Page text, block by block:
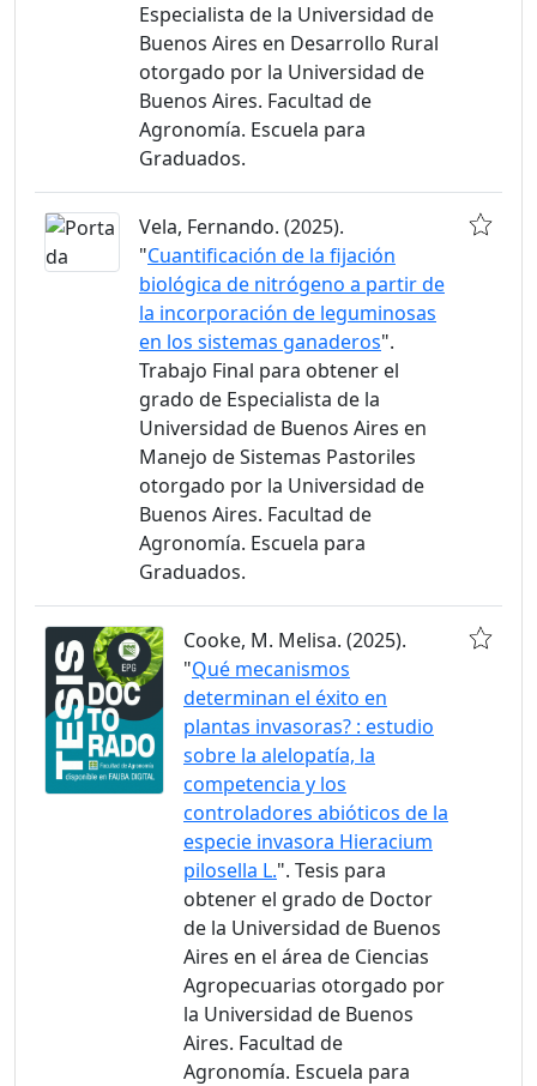
Especialista de la Universidad de
Buenos Aires en Desarrollo Rural
otorgado por la Universidad de
Buenos Aires. Facultad de
Agronomía. Escuela para
Graduados.
Vela, Fernando. (2025).
"Cuantificación de la fijación
biológica de nitrógeno a partir de
la incorporación de leguminosas
en los sistemas ganaderos".
Trabajo Final para obtener el
grado de Especialista de la
Universidad de Buenos Aires en
Manejo de Sistemas Pastoriles
otorgado por la Universidad de
Buenos Aires. Facultad de
Agronomía. Escuela para
Graduados.
Cooke, M. Melisa. (2025).
"Qué mecanismos
determinan el éxito en
plantas invasoras? : estudio
sobre la alelopatía, la
competencia y los
controladores abióticos de la
especie invasora Hieracium
pilosella L.". Tesis para
obtener el grado de Doctor
de la Universidad de Buenos
Aires en el área de Ciencias
Agropecuarias otorgado por
la Universidad de Buenos
Aires. Facultad de
Agronomía. Escuela para